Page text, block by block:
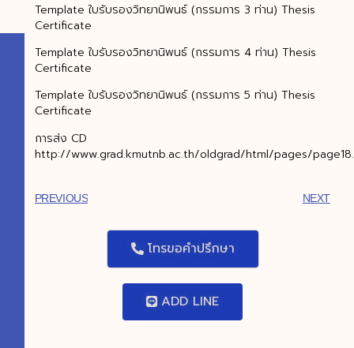
Template ใบรับรองวิทยานิพนธ์ (กรรมการ 3 ท่าน) Thesis
Certificate
Template ใบรับรองวิทยานิพนธ์ (กรรมการ 4 ท่าน) Thesis
Certificate
Template ใบรับรองวิทยานิพนธ์ (กรรมการ 5 ท่าน) Thesis
Certificate
การส่ง CD
http://www.grad.kmutnb.ac.th/oldgrad/html/pages/
PREVIOUS NEXT
โทรขอคำปรึกษา
ADD LINE